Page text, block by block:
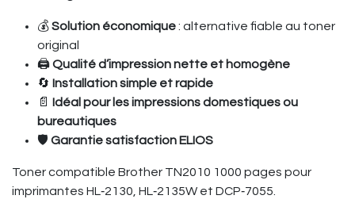
💰Solution économique: alternative fiable au toner
original
🖨️Qualité d’impression nette et homogène
🔄 Installation simple et rapide
📄 Idéal pour les impressions domestiques ou
bureautiques
🛡️ Garantie satisfaction ELIOS
Toner compatible Brother TN2010 1000 pages pour
imprimantes HL‑2130, HL‑2135W et DCP‑7055.